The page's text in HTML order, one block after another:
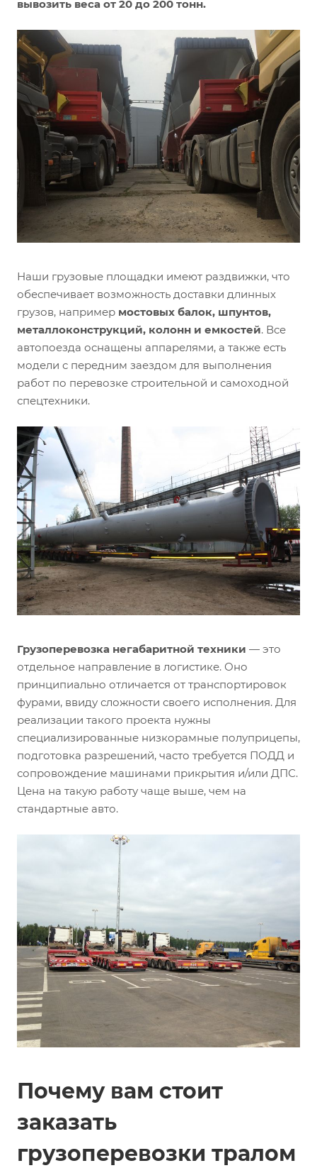
вывозить веса от 20 до 200 тонн.
Наши грузовые площадки имеют раздвижки, что
обеспечивает возможность доставки длинных
грузов, например мостовых балок, шпунтов,
металлоконструкций, колонн и емкостей. Все
автопоезда оснащены аппарелями, а также есть
модели с передним заездом для выполнения
работ по перевозке строительной и самоходной
спецтехники.
Грузоперевозка негабаритной техники — это
отдельное направление в логистике. Оно
принципиально отличается от транспортировок
фурами, ввиду сложности своего исполнения. Для
реализации такого проекта нужны
специализированные низкорамные полуприцепы,
подготовка разрешений, часто требуется ПОДД и
сопровождение машинами прикрытия и/или ДПС.
Цена на такую работу чаще выше, чем на
стандартные авто.
Почему вам стоит
заказать
грузоперевозки тралом